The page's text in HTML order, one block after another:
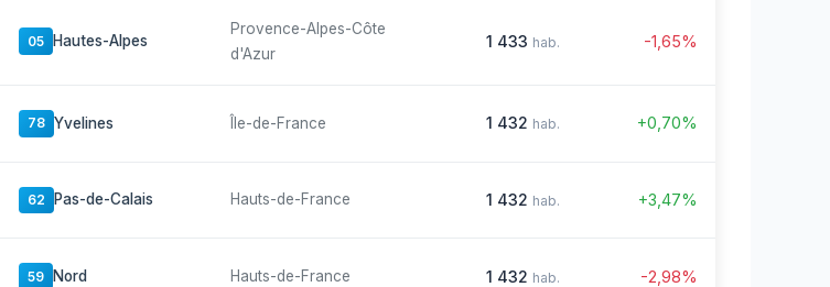
05 Hautes-Alpes
Provence-Alpes-Côte
d'Azur
1 433 hab. -1,65%
78 Yvelines Île-de-France 1 432 hab. +0,70%
62 Pas-de-Calais Hauts-de-France 1 432 hab. +3,47%
59 Nord Hauts-de-France 1 432 hab. -2,98%